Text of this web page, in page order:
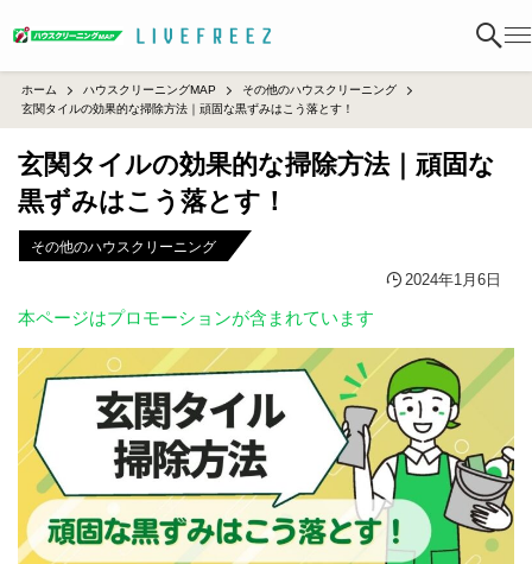
ホーム ハウスクリーニングMAP
その他のハウスクリーニング
玄関タイルの効果的な掃除方法｜頑固な黒ずみはこう落とす！
玄関タイルの効果的な掃除方法｜頑固な
黒ずみはこう落とす！
その他のハウスクリーニング
2024年1月6日
本ページはプロモーションが含まれています